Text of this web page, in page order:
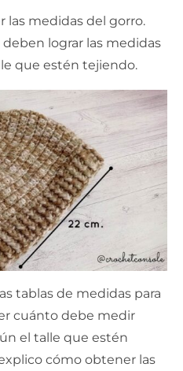
las medidas del gorro.
lograr las medidas
que estén tejiendo.
tablas de medidas para
cuánto debe medir
el talle que estén
cómo obtener las